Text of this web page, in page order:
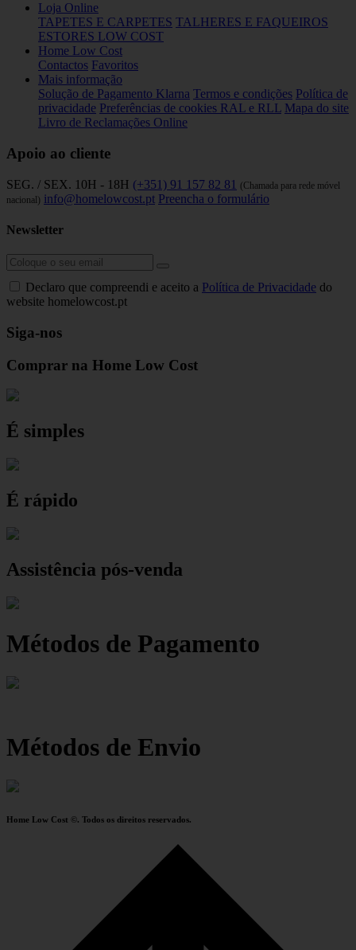
Loja Online
TAPETES E CARPETES TALHERES E FAQUEIROS
ESTORES LOW COST
Home Low Cost
Contactos Favoritos
Mais informação
Solução de Pagamento Klarna Termos e condições Política de
privacidade Preferências de cookies RAL e RLL Mapa do site
Livro de Reclamações Online
Apoio ao cliente
SEG. / SEX. 10H - 18H (+351) 91 157 82 81 (Chamada para rede móvel
nacional) info@homelowcost.pt Preencha o formulário
Newsletter
Declaro que compreendi e aceito a Política de Privacidade do
website homelowcost.pt
Siga-nos
Comprar na Home Low Cost
É simples
É rápido
Assistência pós-venda
Métodos de Pagamento
Métodos de Envio
Home Low Cost ©. Todos os direitos reservados.